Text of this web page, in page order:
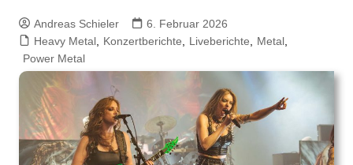
Andreas Schieler
6. Februar 2026
Heavy Metal, Konzertberichte Liveberichte Metal,
Power Metal